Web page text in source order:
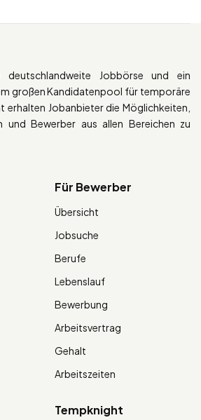
Jobbörse und ein
großen Kandidatenpool für temporäre
erhalten Jobanbieter die Möglichkeiten,
und Bewerber aus allen Bereichen zu
Für Bewerber
Übersicht
Jobsuche
Berufe
Lebenslauf
Bewerbung
Arbeitsvertrag
Gehalt
Arbeitszeiten
Tempknight